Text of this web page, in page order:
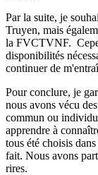
Par la suite, je
Truyen, mais
la FVCTVNF.
disponibilités
continuer de
Pour conclure, je
nous avons vécu
commun ou
apprendre à
tous été choisis
fait. Nous avons
rires.